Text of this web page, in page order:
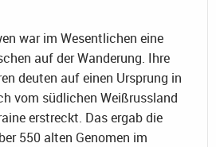
war im Wesentlichen eine
auf der Wanderung. Ihre
deuten auf einen Ursprung in
vom südlichen Weißrussland
erstreckt. Das ergab die
550 alten Genomen im